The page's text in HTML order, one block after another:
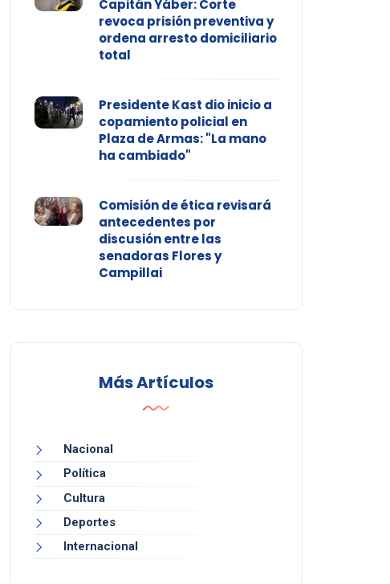
Capitán Yáber: Corte
revoca prisión preventiva y
ordena arresto domiciliario
total
Presidente Kast dio inicio a
copamiento policial en
Plaza de Armas: "La mano
ha cambiado"
Comisión de ética revisará
antecedentes por
discusión entre las
senadoras Flores y
Campillai
Más Artículos
Nacional
Política
Cultura
Deportes
Internacional